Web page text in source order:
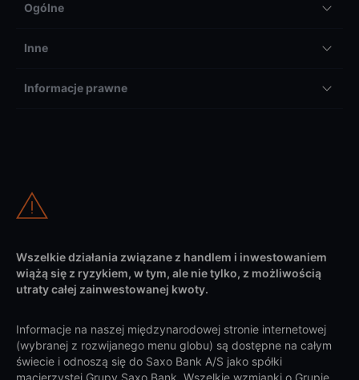
Ogólne
Inne
Informacje prawne
Wszelkie działania związane z handlem i inwestowaniem
wiążą się z ryzykiem, w tym, ale nie tylko, z możliwością
utraty całej zainwestowanej kwoty.
Informacje na naszej międzynarodowej stronie internetowej
(wybranej z rozwijanego menu globu) są dostępne na całym
świecie i odnoszą się do Saxo Bank A/S jako spółki